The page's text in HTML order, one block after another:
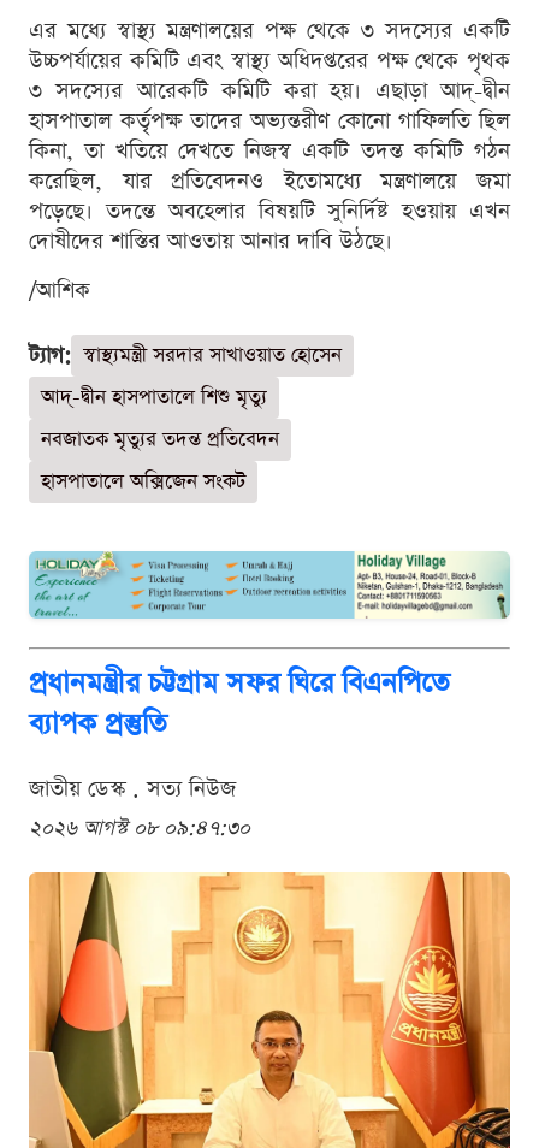
এর মধ্যে স্বাস্থ্য মন্ত্রণালয়ের পক্ষ থেকে ৩ সদস্যের একটি
উচ্চপর্যায়ের কমিটি এবং স্বাস্থ্য অধিদপ্তরের পক্ষ থেকে পৃথক
৩ সদস্যের আরেকটি কমিটি করা হয়। এছাড়া আদ্-দ্বীন
হাসপাতাল কর্তৃপক্ষ তাদের অভ্যন্তরীণ কোনো গাফিলতি ছিল
কিনা, তা খতিয়ে দেখতে নিজস্ব একটি তদন্ত কমিটি গঠন
করেছিল, যার প্রতিবেদনও ইতোমধ্যে মন্ত্রণালয়ে জমা
পড়েছে। তদন্তে অবহেলার বিষয়টি সুনির্দিষ্ট হওয়ায় এখন
দোষীদের শাস্তির আওতায় আনার দাবি উঠছে।
/আশিক
ট্যাগ: স্বাস্থ্যমন্ত্রী সরদার সাখাওয়াত হোসেন
আদ্-দ্বীন হাসপাতালে শিশু মৃত্যু
নবজাতক মৃত্যুর তদন্ত প্রতিবেদন
হাসপাতালে অক্সিজেন সংকট
প্রধানমন্ত্রীর চট্টগ্রাম সফর ঘিরে বিএনপিতে
ব্যাপক প্রস্তুতি
জাতীয় ডেস্ক . সত্য নিউজ
২০২৬ আগস্ট ০৮ ০৯:৪৭:৩০